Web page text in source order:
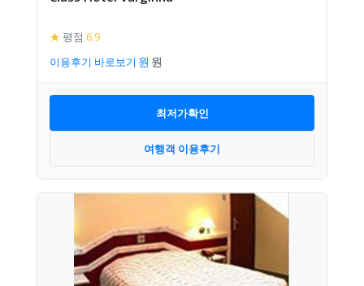
★ 평점 6.9
이용후기 바로보기
최저가확인
여행객 이용후기